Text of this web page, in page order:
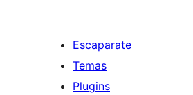
Escaparate
Temas
Plugins